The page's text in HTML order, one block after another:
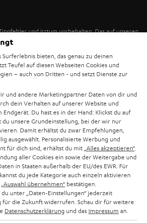
und Irrtum vorbehalten. Das auf unseren
ist nicht im Lieferumfang enthalten. Etwaige
GmbH - All rights reserved.
Daten-Einstellungen
EU Data Act
bieten, das genau zu deinen
Teufel auf diesen Webseiten Cookies und
– auch von Dritten - und setzt Dienste zur
und andere Marketingpartner Daten von dir und
dein Verhalten auf unserer Website und
Du hast es in der Hand: Klickst du auf
du unsere Grundeinstellung, bei der wir nur
Damit erhältst du zwar Empfehlungen,
ausgewählt. Personalisierte Werbung und
für dich sind, erhältst du mit „Alles akzeptieren“.
aller Cookies ein sowie der Weitergabe und
in Staaten außerhalb der EU/des EWR. Für
du jede Kategorie auch einzeln aktivieren
„Auswahl übernehmen“ bestätigen.
unter „Daten-Einstellungen“ jederzeit
für die Zukunft widerrufen. Schau dir für weitere
Datenschutzerklärung und das Impressum an.